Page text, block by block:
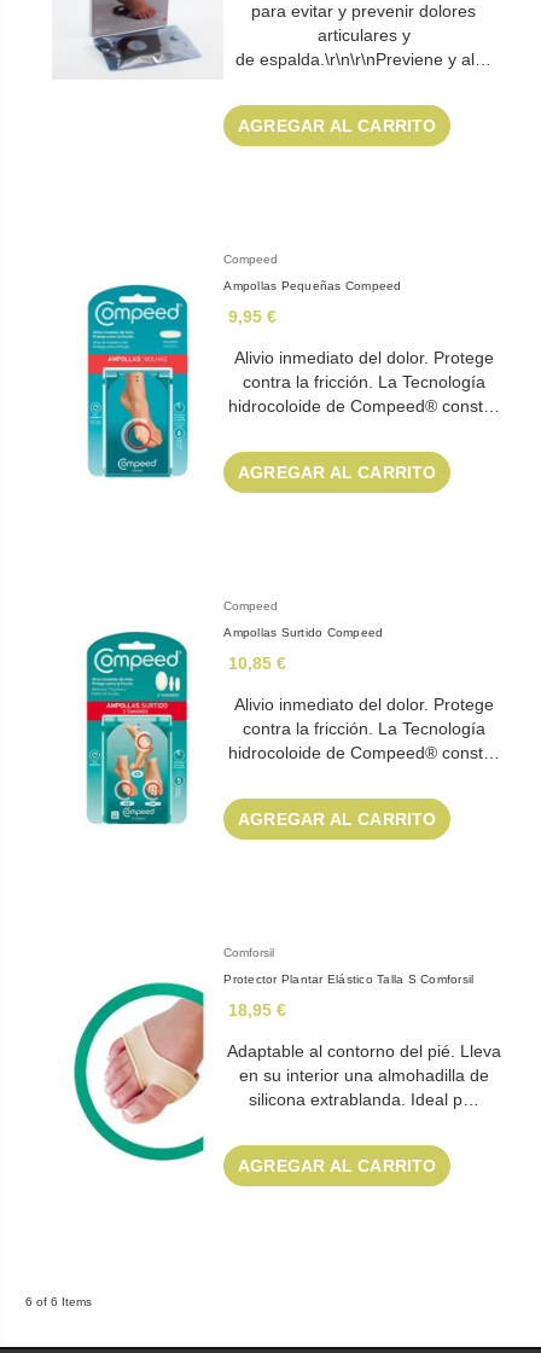
para evitar y prevenir dolores
articulares y
de espalda.\r\n\r\nPreviene y al…
AGREGAR AL CARRITO
Compeed
Ampollas Pequeñas Compeed
9,95 €
Alivio inmediato del dolor. Protege
contra la fricción. La Tecnología
hidrocoloide de Compeed® const…
AGREGAR AL CARRITO
Compeed
Ampollas Surtido Compeed
10,85 €
Alivio inmediato del dolor. Protege
contra la fricción. La Tecnología
hidrocoloide de Compeed® const…
AGREGAR AL CARRITO
Comforsil
Protector Plantar Elástico Talla S Comforsil
18,95 €
Adaptable al contorno del pié. Lleva
en su interior una almohadilla de
silicona extrablanda. Ideal p…
AGREGAR AL CARRITO
6 of 6 Items